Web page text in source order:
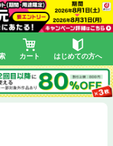
カート はじめての方へ